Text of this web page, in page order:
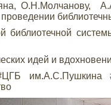
проведении
идей и
им.А.С.Пушкина